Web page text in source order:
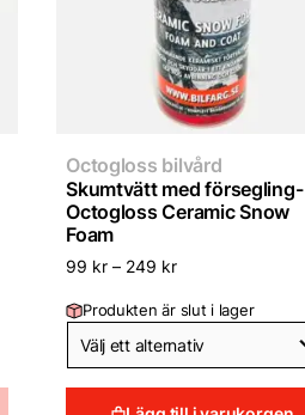
Octogloss bilvård
Skumtvätt med försegling-
Octogloss Ceramic Snow
Foam
99 kr – 249 kr
Produkten är slut i lager